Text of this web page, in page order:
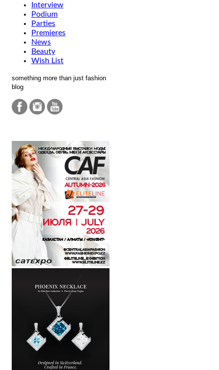
Interview
Podium
Parties
Premieres
News
Beauty
Wish List
something more than just fashion
blog